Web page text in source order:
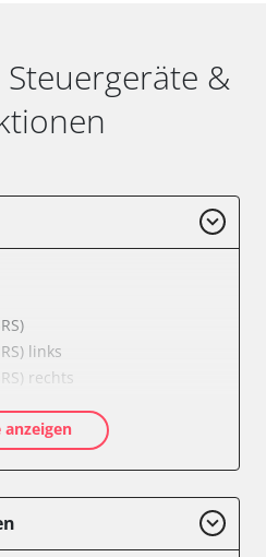
&
links
rechts
OBDII)
anzeigen